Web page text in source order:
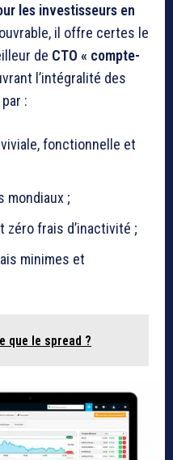
les investisseurs en
il offre certes le
de CTO « compte-
l’intégralité des
:
fonctionnelle et
mondiaux ;
zéro frais d’inactivité ;
minimes et
que le spread ?